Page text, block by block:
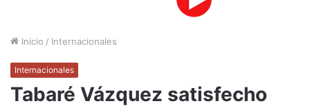
Inicio / Internacionales
Internacionales
Tabaré Vázquez satisfecho